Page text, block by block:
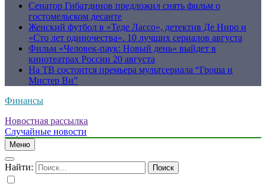
Сенатор Гибатдинов предложил снять фильм о
гостомельском десанте
Женский футбол в «Теде Лассо», детектив Де Ниро и
«Сто лет одиночества». 10 лучших сериалов августа
Фильм «Человек-паук: Новый день» выйдет в
кинотеатрах России 20 августа
На ТВ состоится премьера мультсериала “Гроша и
Мистер Ви”
Финансы
Новостная рассылка
Случайные новости
Меню
Найти: